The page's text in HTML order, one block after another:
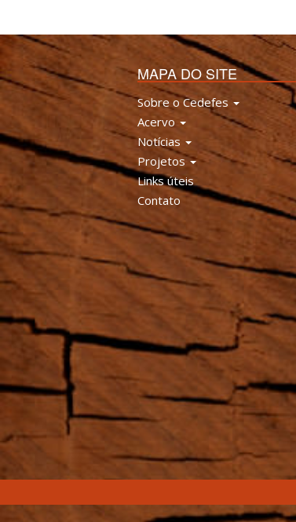
MAPA DO SITE
Sobre o Cedefes
Acervo
Notícias
Projetos
Links úteis
Contato